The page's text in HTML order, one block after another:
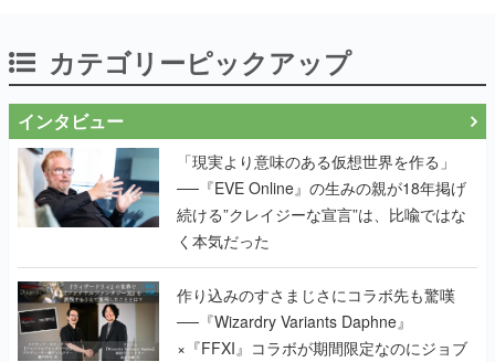
カテゴリーピックアップ
インタビュー
「現実より意味のある仮想世界を作る」
──『EVE Online』の生みの親が18年掲げ
続ける”クレイジーな宣言”は、比喩ではな
く本気だった
作り込みのすさまじさにコラボ先も驚嘆
──『Wizardry Variants Daphne』
×『FFXI』コラボが期間限定なのにジョブ